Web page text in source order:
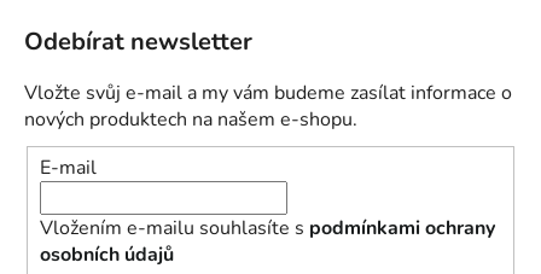
Odebírat newsletter
Vložte svůj e-mail a my vám budeme zasílat informace o
nových produktech na našem e-shopu.
E-mail
Vložením e-mailu souhlasíte s podmínkami ochrany
osobních údajů